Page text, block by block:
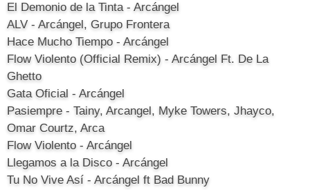
El Demonio de la Tinta - Arcángel
ALV - Arcángel, Grupo Frontera
Hace Mucho Tiempo - Arcángel
Flow Violento (Official Remix) - Arcángel Ft. De La
Ghetto
Gata Oficial - Arcángel
Pasiempre - Tainy, Arcangel, Myke Towers, Jhayco,
Omar Courtz, Arca
Flow Violento - Arcángel
Llegamos a la Disco - Arcángel
Tu No Vive Así - Arcángel ft Bad Bunny